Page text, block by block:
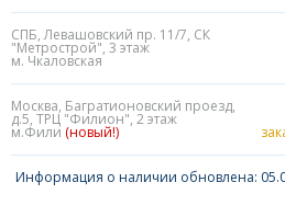
СПБ, Левашовский пр. 11/7, СК
"Метрострой", 3 этаж
м. Чкаловская
Москва, Багратионовский проезд,
д.5, ТРЦ "Филион", 2 этаж
м.Фили (новый!)
Информация о наличии обновлена: